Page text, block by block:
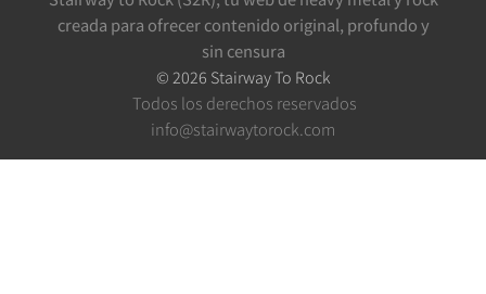
creada para ofrecer contenido original, profundo y
sin censura
© 2026 Stairway To Rock
Todos los derechos reservados
info@stairwaytorock.com